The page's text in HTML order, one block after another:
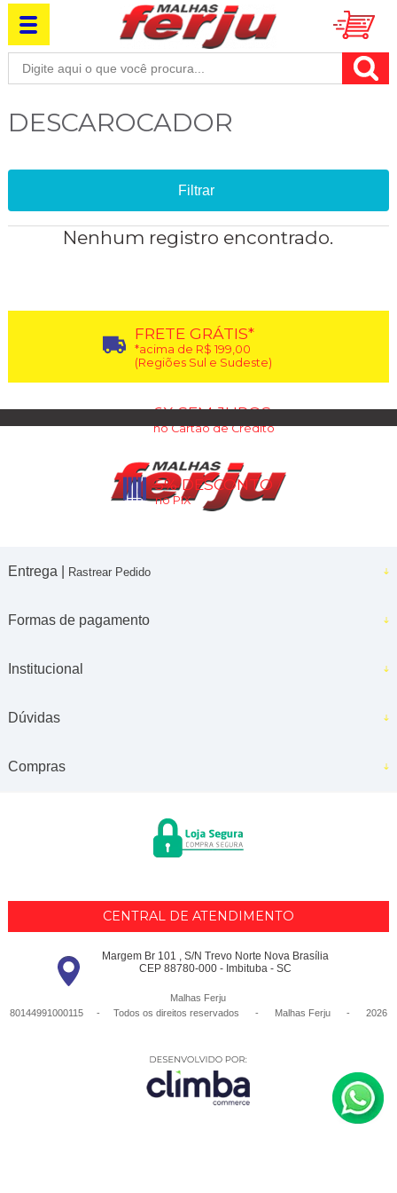
DESCAROCADOR
Filtrar
Nenhum registro encontrado.
FRETE GRÁTIS*
*acima de R$ 199,00
(Regiões Sul e Sudeste)
6X SEM JUROS
no Cartão de Crédito
5% DESCONTO
no PIX
Entrega | Rastrear Pedido
Formas de pagamento
Institucional
Dúvidas
Compras
CENTRAL DE ATENDIMENTO
Margem Br 101 , S/N Trevo Norte Nova Brasília
CEP 88780-000 - Imbituba - SC
Malhas Ferju
80144991000115 - Todos os direitos reservados
- Malhas Ferju - 2026